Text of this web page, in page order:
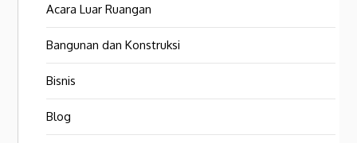
Acara Luar Ruangan
Bangunan dan Konstruksi
Bisnis
Blog